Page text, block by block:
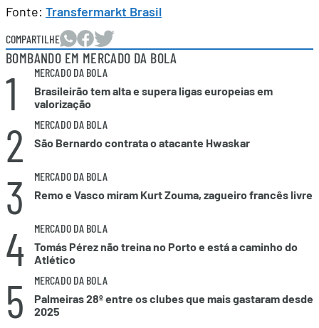
Fonte: Transfermarkt Brasil
COMPARTILHE
BOMBANDO EM MERCADO DA BOLA
1
MERCADO DA BOLA
Brasileirão tem alta e supera ligas europeias em
valorização
2
MERCADO DA BOLA
São Bernardo contrata o atacante Hwaskar
3
MERCADO DA BOLA
Remo e Vasco miram Kurt Zouma, zagueiro francês livre
4
MERCADO DA BOLA
Tomás Pérez não treina no Porto e está a caminho do
Atlético
5
MERCADO DA BOLA
Palmeiras 28º entre os clubes que mais gastaram desde
2025